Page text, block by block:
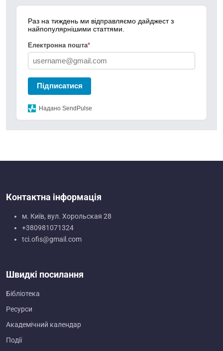
Раз на тиждень ми відправляємо дайджест з
найпопулярнішими статтями.
Електронна пошта*
Підписатися
Надано SendPulse
Контактна інформація
м. Київ, вул. Хорольская 28
+380981071324
tci.ofis@gmail.com
Швидкі посилання
Бібліотека
Ресурси
Академічний календар
Події